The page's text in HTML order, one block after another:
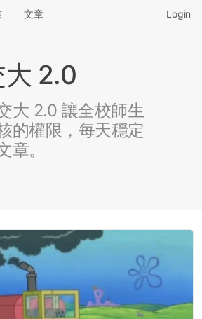
文章 Login
2.0
大 2.0 讓全校師生
的權限，每天穩定
章。